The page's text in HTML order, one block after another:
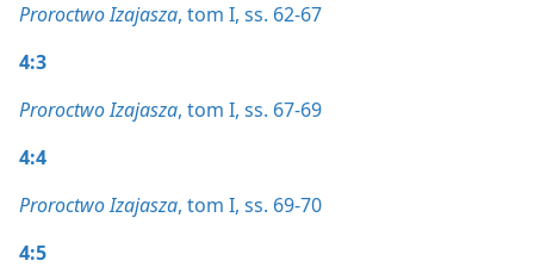
Proroctwo Izajasza, tom I, ss. 62-67
4:3
Proroctwo Izajasza, tom I, ss. 67-69
4:4
Proroctwo Izajasza, tom I, ss. 69-70
4:5